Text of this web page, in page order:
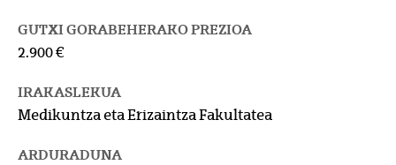
GUTXI GORABEHERAKO PREZIOA
2.900 €
IRAKASLEKUA
Medikuntza eta Erizaintza Fakultatea
ARDURADUNA